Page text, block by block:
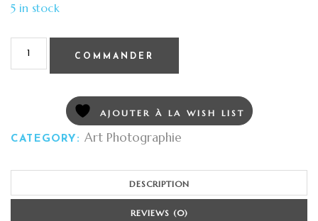
5 in stock
COMMANDER
AJOUTER À LA WISH LIST
CATEGORY: Art Photographie
DESCRIPTION
REVIEWS (0)